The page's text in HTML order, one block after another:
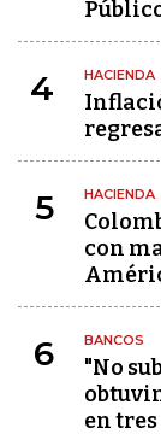
4 HACIENDA
5 HACIENDA
con
6 BANCOS
"No
en